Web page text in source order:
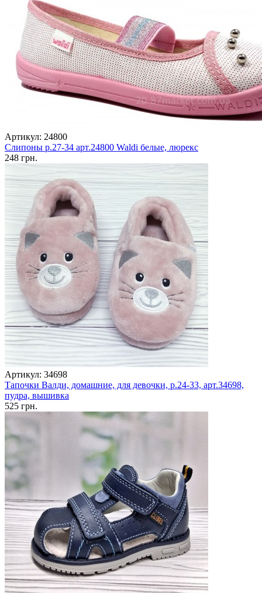
Артикул: 24800
Слипоны р.27-34 арт.24800 Waldi белые, люрекс
248 грн.
Артикул: 34698
Тапочки Валди, домашние, для девочки, р.24-33, арт.34698,
пудра, вышивка
525 грн.